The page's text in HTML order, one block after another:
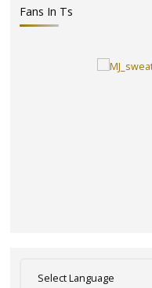
Fans In Ts